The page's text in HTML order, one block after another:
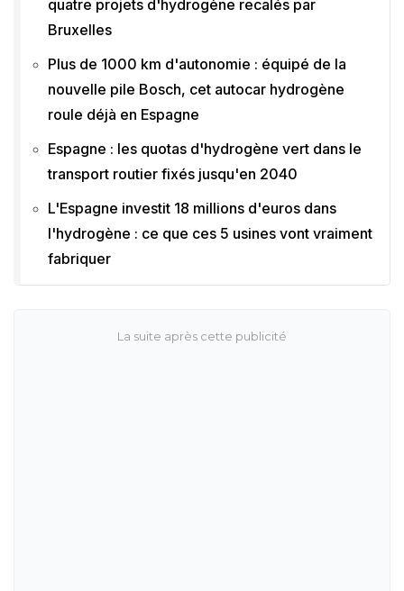
quatre projets d'hydrogène recalés par
Bruxelles
Plus de 1000 km d'autonomie : équipé de la
nouvelle pile Bosch, cet autocar hydrogène
roule déjà en Espagne
Espagne : les quotas d'hydrogène vert dans le
transport routier fixés jusqu'en 2040
L'Espagne investit 18 millions d'euros dans
l'hydrogène : ce que ces 5 usines vont vraiment
fabriquer